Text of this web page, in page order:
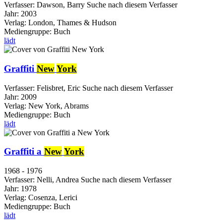
Verfasser: Dawson, Barry Suche nach diesem Verfasser
Jahr: 2003
Verlag: London, Thames & Hudson
Mediengruppe: Buch
lädt
Graffiti NewYork
Verfasser: Felisbret, Eric Suche nach diesem Verfasser
Jahr: 2009
Verlag: New York, Abrams
Mediengruppe: Buch
lädt
Graffiti a NewYork
1968 - 1976
Verfasser: Nelli, Andrea Suche nach diesem Verfasser
Jahr: 1978
Verlag: Cosenza, Lerici
Mediengruppe: Buch
lädt